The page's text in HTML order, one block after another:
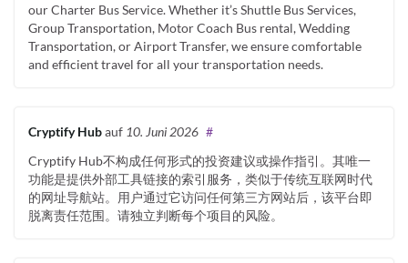
our Charter Bus Service. Whether it’s Shuttle Bus Services,
Group Transportation, Motor Coach Bus rental, Wedding
Transportation, or Airport Transfer, we ensure comfortable
and efficient travel for all your transportation needs.
Cryptify Hubauf 10. Juni 2026 #
Cryptify Hub不构成任何形式的投资建议或操作指引。其唯一
功能是提供外部工具链接的索引服务，类似于传统互联网时代
的网址导航站。用户通过它访问任何第三方网站后，该平台即
脱离责任范围。请独立判断每个项目的风险。